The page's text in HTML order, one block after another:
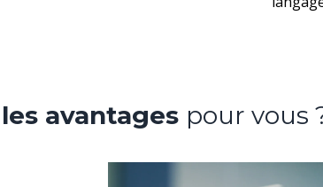
les avantages pour vous